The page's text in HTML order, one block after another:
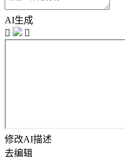
AI生成


修改AI描述
去编辑